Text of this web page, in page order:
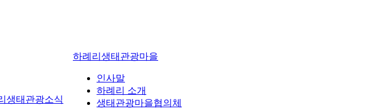
생태관광소식
하례리생태관광마을
인사말
하례리 소개
생태관광마을협의체